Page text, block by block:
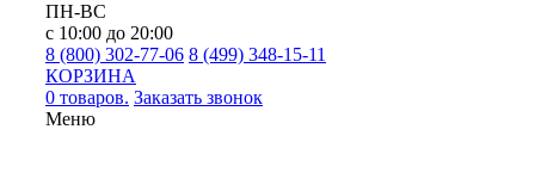
ПН-ВС
с 10:00 до 20:00
8 (800) 302-77-06 8 (499) 348-15-11
КОРЗИНА
0 товаров. Заказать звонок
Меню